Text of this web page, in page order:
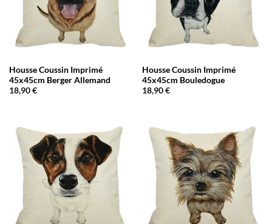
Housse Coussin Imprimé
45x45cm Berger Allemand
18,90€
Housse Coussin Imprimé
45x45cm Bouledogue
18,90€